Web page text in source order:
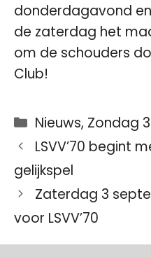
donderdagavond
de zaterdag het
om de schouders
Club!
Categorieën
Nieuws, Zondag 3
LSVV’70 begint
gelijkspel
Zaterdag 3
voor LSVV’70